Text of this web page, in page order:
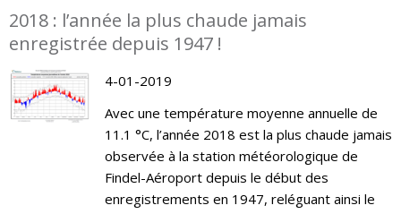
2018 : l’année la plus chaude jamais
enregistrée depuis 1947 !
4-01-2019
Avec une température moyenne annuelle de
11.1 °C, l’année 2018 est la plus chaude jamais
observée à la station météorologique de
Findel-Aéroport depuis le début des
enregistrements en 1947, reléguant ainsi le